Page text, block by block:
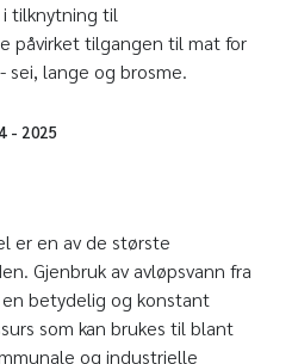
tilknytning til
påvirket tilgangen til mat for
sei, lange og brosme.
- 2025
er en av de største
Gjenbruk av avløpsvann fra
betydelig og konstant
som kan brukes til blant
og industrielle